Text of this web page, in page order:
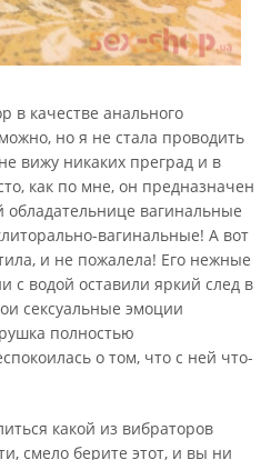
в качестве анального
но я не стала проводить
вижу никаких преград и в
как по мне, он предназначен
обладательнице вагинальные
вагинальные! А вот
и не пожалела! Его нежные
с водой оставили яркий след в
сексуальные эмоции
полностью
о том, что с ней что-
какой из вибраторов
смело берите этот, и вы ни